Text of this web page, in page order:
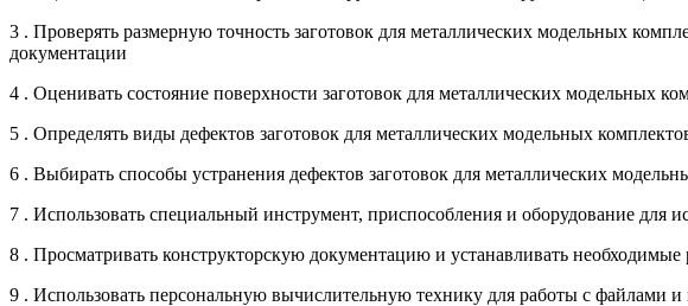
3 . Проверять размерную точность заготовок для металлических модельных
документации
4 . Оценивать состояние поверхности заготовок для металлических модельных
5 . Определять виды дефектов заготовок для металлических модельных
6 . Выбирать способы устранения дефектов заготовок для металлических
7 . Использовать специальный инструмент, приспособления и оборудование для
8 . Просматривать конструкторскую документацию и устанавливать
9 . Использовать персональную вычислительную технику для работы с файлами